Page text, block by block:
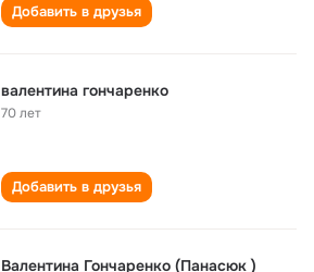
Добавить в друзья
валентина гончаренко
70 лет
Добавить в друзья
Валентина Гончаренко (Панасюк )